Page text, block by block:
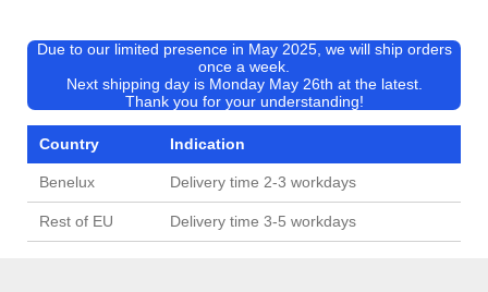
Due to our limited presence in May 2025, we will ship orders
once a week.
Next shipping day is Monday May 26th at the latest.
Thank you for your understanding!
Country Indication
Benelux Delivery time 2-3 workdays
Rest of EU Delivery time 3-5 workdays